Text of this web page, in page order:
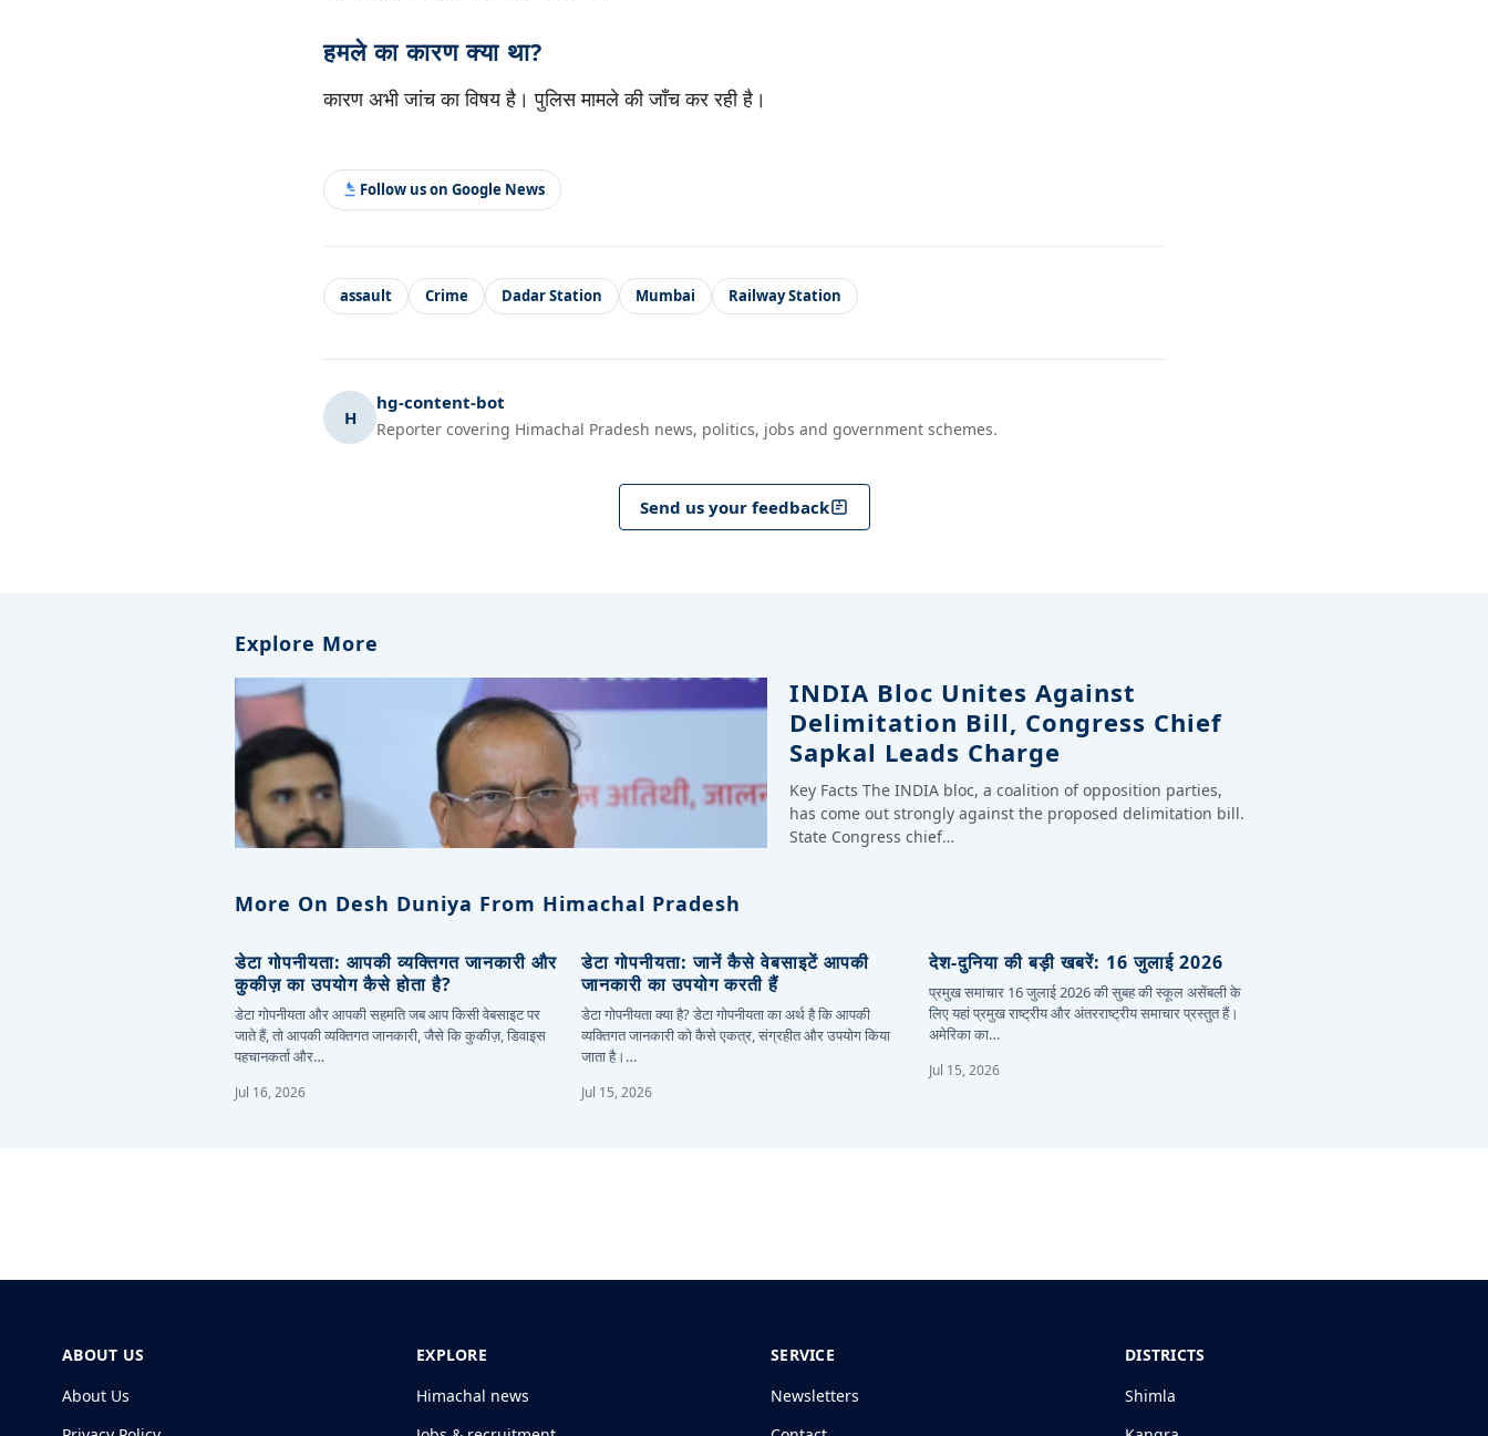
हमले का कारण क्या था?
कारण अभी जांच का विषय है। पुलिस मामले की जाँच कर रही है।
Follow us on Google News
assault Crime Dadar Station Mumbai Railway Station
H
hg-content-bot
Reporter covering Himachal Pradesh news, politics, jobs and government schemes.
Send us your feedback
Explore More
INDIA Bloc Unites Against
Delimitation Bill, Congress Chief
Sapkal Leads Charge
Key Facts The INDIA bloc, a coalition of opposition parties,
has come out strongly against the proposed delimitation bill.
State Congress chief…
More On Desh Duniya From Himachal Pradesh
डेटा गोपनीयता: आपकी व्यक्तिगत जानकारी और
कुकीज़ का उपयोग कैसे होता है?
डेटा गोपनीयता और आपकी सहमति जब आप किसी वेबसाइट पर
जाते हैं, तो आपकी व्यक्तिगत जानकारी, जैसे कि कुकीज़, डिवाइस
पहचानकर्ता और…
Jul 16, 2026
डेटा गोपनीयता: जानें कैसे वेबसाइटें आपकी
जानकारी का उपयोग करती हैं
डेटा गोपनीयता क्या है? डेटा गोपनीयता का अर्थ है कि आपकी
व्यक्तिगत जानकारी को कैसे एकत्र, संग्रहीत और उपयोग किया
जाता है।…
Jul 15, 2026
देश-दुनिया की बड़ी खबरें: 16 जुलाई 2026
प्रमुख समाचार 16 जुलाई 2026 की सुबह की स्कूल असेंबली के
लिए यहां प्रमुख राष्ट्रीय और अंतरराष्ट्रीय समाचार प्रस्तुत हैं।
अमेरिका का…
Jul 15, 2026
ABOUT US
About Us
EXPLORE
Himachal news
SERVICE
Newsletters
DISTRICTS
Shimla